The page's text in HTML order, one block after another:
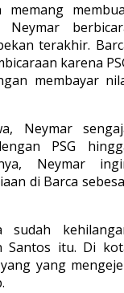
Neymar
terakhir.
karena
membayar
Neymar
PSG
Neymar
di Barca
sudah
Santos itu. Di
yang